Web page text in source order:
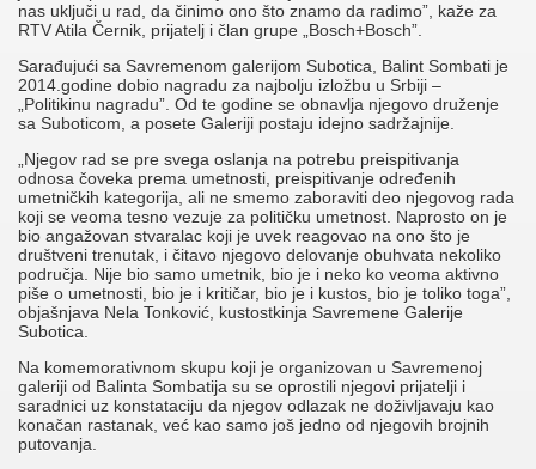
nas uključi u rad, da činimo ono što znamo da radimo”, kaže za
RTV Atila Černik, prijatelj i član grupe „Bosch+Bosch”.
Sarađujući sa Savremenom galerijom Subotica, Balint Sombati je
2014.godine dobio nagradu za najbolju izložbu u Srbiji –
„Politikinu nagradu”. Od te godine se obnavlja njegovo druženje
sa Suboticom, a posete Galeriji postaju idejno sadržajnije.
„Njegov rad se pre svega oslanja na potrebu preispitivanja
odnosa čoveka prema umetnosti, preispitivanje određenih
umetničkih kategorija, ali ne smemo zaboraviti deo njegovog rada
koji se veoma tesno vezuje za političku umetnost. Naprosto on je
bio angažovan stvaralac koji je uvek reagovao na ono što je
društveni trenutak, i čitavo njegovo delovanje obuhvata nekoliko
područja. Nije bio samo umetnik, bio je i neko ko veoma aktivno
piše o umetnosti, bio je i kritičar, bio je i kustos, bio je toliko toga”,
objašnjava Nela Tonković, kustostkinja Savremene Galerije
Subotica.
Na komemorativnom skupu koji je organizovan u Savremenoj
galeriji od Balinta Sombatija su se oprostili njegovi prijatelji i
saradnici uz konstataciju da njegov odlazak ne doživljavaju kao
konačan rastanak, već kao samo još jedno od njegovih brojnih
putovanja.